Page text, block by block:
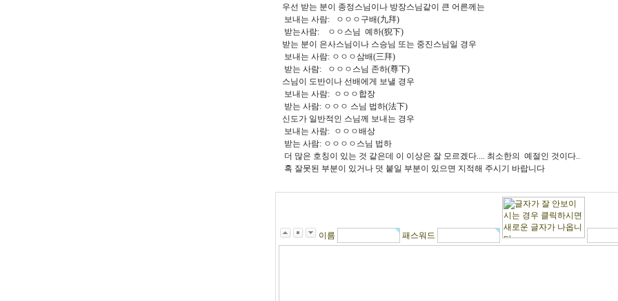
우선 받는 분이 종정스님이나 방장스님같이 큰 어른께는
보내는 사람: ㅇㅇㅇ구배(九拜)
받는사람: ㅇㅇ스님 예하(猊下)
받는 분이 은사스님이나 스승님 또는 중진스님일 경우
보내는 사람: ㅇㅇㅇ삼배(三拜)
받는 사람: ㅇㅇㅇ스님 존하(尊下)
스님이 도반이나 선배에게 보낼 경우
보내는 사람: ㅇㅇㅇ합장
받는 사람: ㅇㅇㅇ 스님 법하(法下)
신도가 일반적인 스님께 보내는 경우
보내는 사람: ㅇㅇㅇ배상
받는 사람: ㅇㅇㅇㅇ스님 법하
더 많은 호칭이 있는 것 같은데 이 이상은 잘 모르겠다.... 최소한의 예절인 것이다..
혹 잘못된 부분이 있거나 덧 붙일 부분이 있으면 지적해 주시기 바랍니다
이름 패스워드